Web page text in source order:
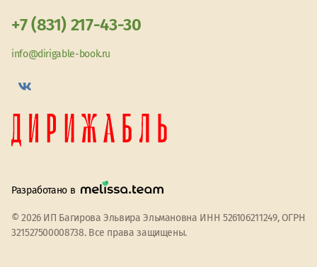
+7 (831) 217-43-30
info@dirigable-book.ru
Разработано в
© 2026 ИП Багирова Эльвира Эльмановна ИНН 526106211249, ОГРН
321527500008738. Все права защищены.